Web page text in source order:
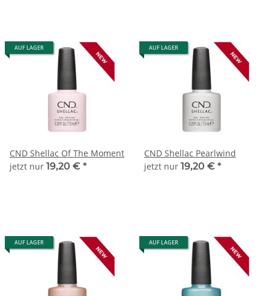
AUF LAGER
CND Shellac Of The Moment
jetzt nur 19,20 € *
AUF LAGER
CND Shellac Pearlwind
jetzt nur 19,20 € *
AUF LAGER AUF LAGER